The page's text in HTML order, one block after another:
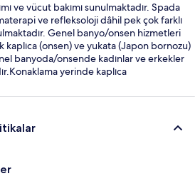
ve vücut bakımı sunulmaktadır. Spada
ve refleksoloji dâhil pek çok farklı
Genel banyo/onsen hizmetleri
kaplıca (onsen) ve yukata (Japon bornozu)
banyoda/onsende kadınlar ve erkekler
yerinde kaplıca